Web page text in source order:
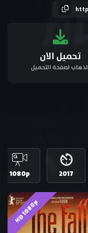
تحميل الان
لصفحة التحميل
2017
1080p
HD 1080p